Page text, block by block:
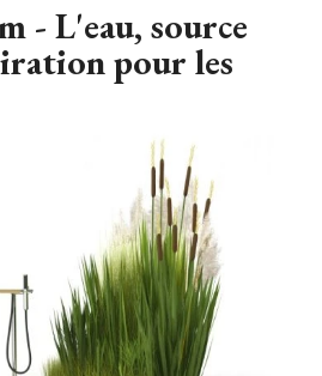
- L'eau, source
pour les